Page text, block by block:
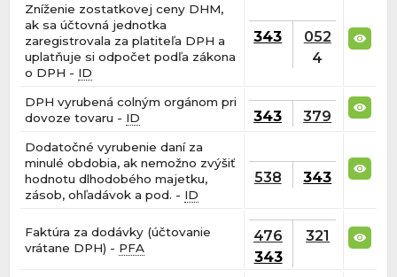
Zníženie zostatkovej ceny DHM,
ak sa účtovná jednotka
zaregistrovala za platiteľa DPH a
uplatňuje si odpočet podľa zákona
o DPH - ID
343
052
4
DPH vyrubená colným orgánom pri
dovoze tovaru - ID 343 379
Dodatočné vyrubenie daní za
minulé obdobia, ak nemožno zvýšiť
hodnotu dlhodobého majetku,
zásob, ohľadávok a pod. - ID
538 343
Faktúra za dodávky (účtovanie
vrátane DPH) - PFA
476
343
321